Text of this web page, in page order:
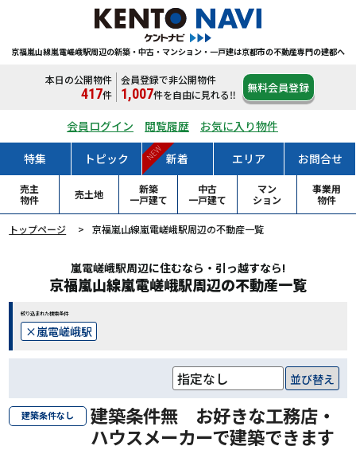
京福嵐山線嵐電嵯峨駅周辺の新築・中古・マンション・一戸建は京都市の不動産専門の建都へ
本日の公開物件
417件
会員登録で非公開物件
1,007件を自由に見れる‼ 無料会員登録
会員ログイン 閲覧履歴 お気に入り物件
特集 トピック 新着
NEW エリア お問合せ
売主
物件
売土地
新築
一戸建て
中古
一戸建て
マン
ション
事業用
物件
トップページ 京福嵐山線嵐電嵯峨駅周辺の不動産一覧
嵐電嵯峨駅周辺に住むなら・引っ越すなら!
京福嵐山線嵐電嵯峨駅周辺の不動産一覧
絞り込まれた検索条件
嵐電嵯峨駅
並び替え
建築条件なし
建築条件無 お好きな工務店・
ハウスメーカーで建築できます